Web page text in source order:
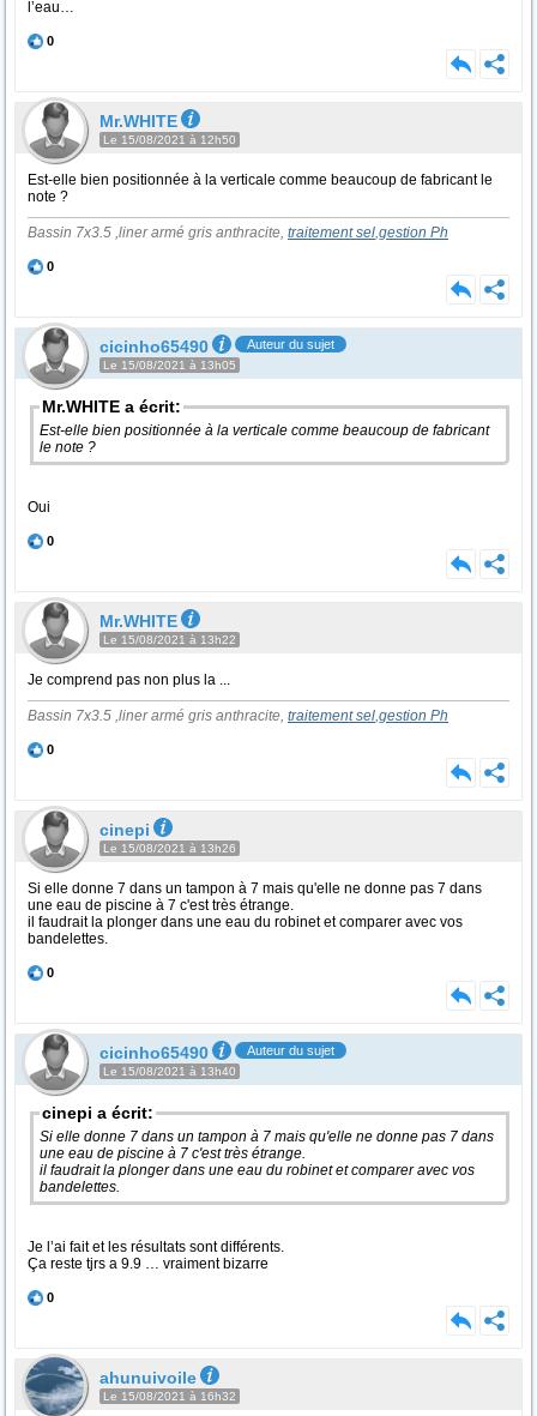
l’eau…
0
Mr.WHITE
Le 15/08/2021 à 12h50
Est-elle bien positionnée à la verticale comme beaucoup de fabricant le
note ?
Bassin 7x3.5 ,liner armé gris anthracite, traitement sel,gestion Ph
0
cicinho65490 Auteur du sujet
Le 15/08/2021 à 13h05
Mr.WHITE a écrit:
Est-elle bien positionnée à la verticale comme beaucoup de fabricant
le note ?
Oui
0
Mr.WHITE
Le 15/08/2021 à 13h22
Je comprend pas non plus la ...
Bassin 7x3.5 ,liner armé gris anthracite, traitement sel,gestion Ph
0
cinepi
Le 15/08/2021 à 13h26
Si elle donne 7 dans un tampon à 7 mais qu'elle ne donne pas 7 dans
une eau de piscine à 7 c'est très étrange.
il faudrait la plonger dans une eau du robinet et comparer avec vos
bandelettes.
0
cicinho65490 Auteur du sujet
Le 15/08/2021 à 13h40
cinepi a écrit:
Si elle donne 7 dans un tampon à 7 mais qu'elle ne donne pas 7 dans
une eau de piscine à 7 c'est très étrange.
il faudrait la plonger dans une eau du robinet et comparer avec vos
bandelettes.
Je l’ai fait et les résultats sont différents.
Ça reste tjrs a 9.9 … vraiment bizarre
0
ahunuivoile
Le 15/08/2021 à 16h32